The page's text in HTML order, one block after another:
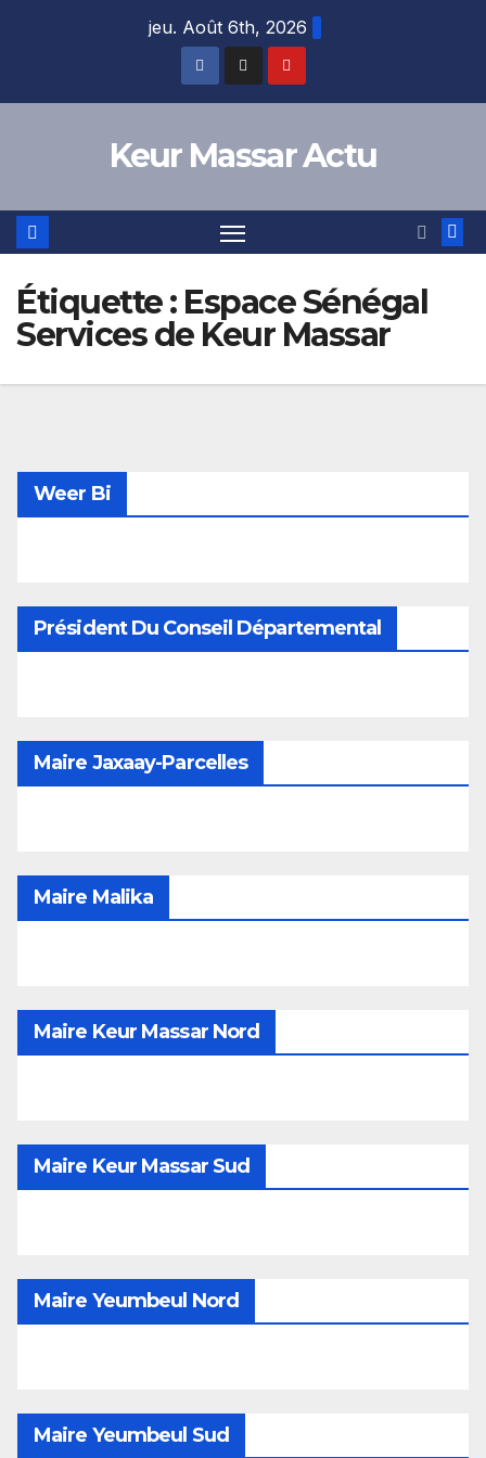
jeu. Août 6th, 2026
Keur Massar Actu
Étiquette : Espace Sénégal
Services de Keur Massar
Weer Bi
Président Du Conseil Départemental
Maire Jaxaay-Parcelles
Maire Malika
Maire Keur Massar Nord
Maire Keur Massar Sud
Maire Yeumbeul Nord
Maire Yeumbeul Sud